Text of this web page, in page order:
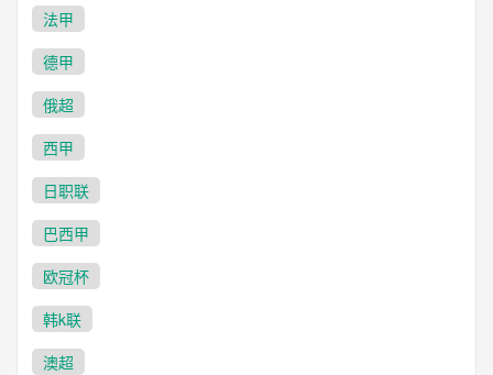
法甲
德甲
俄超
西甲
日职联
巴西甲
欧冠杯
韩k联
澳超